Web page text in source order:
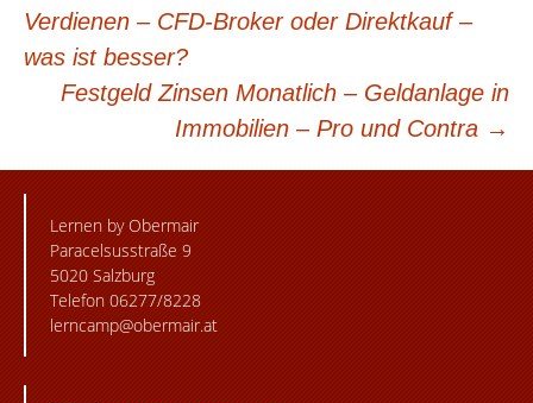
Verdienen – CFD-Broker oder Direktkauf –
was ist besser?
Festgeld Zinsen Monatlich – Geldanlage in
Immobilien – Pro und Contra →
Lernen by Obermair
Paracelsusstraße 9
5020 Salzburg
Telefon 06277/8228
lerncamp@obermair.at